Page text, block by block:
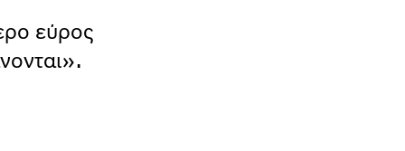
εύρος